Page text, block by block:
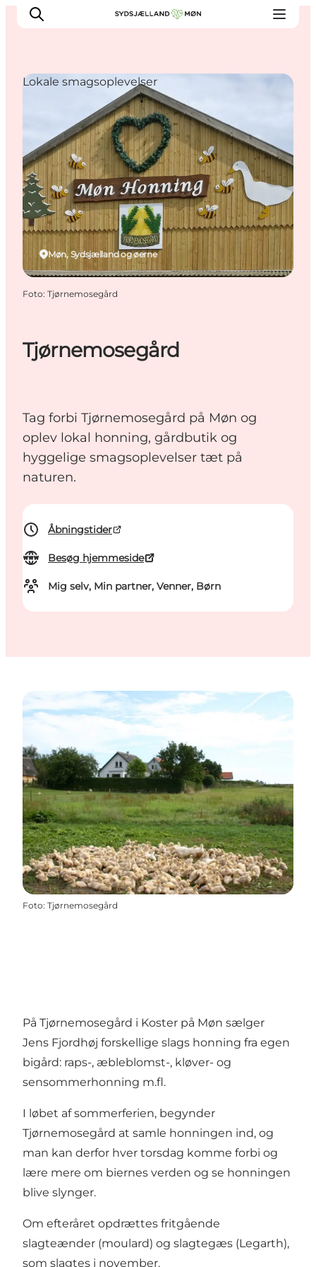
Byer og steder
Events
Spis
Overnat
Planlæg din tur
Tjørnemosegård
Tag forbi Tjørnemosegård på Møn og
oplev lokal honning, gårdbutik og
hyggelige smagsoplevelser tæt på
naturen.
Åbningstider
Besøg hjemmeside
Mig selv, Min partner, Venner, Børn
Møn, Sydsjælland og øerne
Lokale smagsoplevelser
Foto: Tjørnemosegård
Foto: Tjørnemosegård
På Tjørnemosegård i Koster på Møn sælger
Jens Fjordhøj forskellige slags honning fra egen
bigård: raps-, æbleblomst-, kløver- og
sensommerhonning m.fl.
I løbet af sommerferien, begynder
Tjørnemosegård at samle honningen ind, og
man kan derfor hver torsdag komme forbi og
lære mere om biernes verden og se honningen
blive slynger.
Om efteråret opdrættes fritgående
slagteænder (moulard) og slagtegæs (Legarth),
som slagtes i november.